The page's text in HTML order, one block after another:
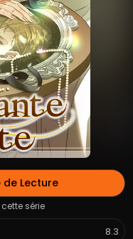
Lecture
série
8.3